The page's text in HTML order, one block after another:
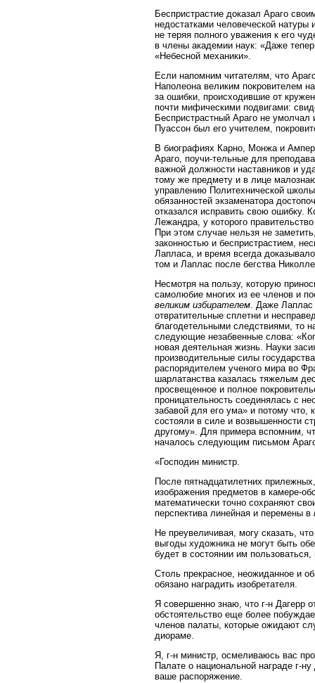
Беспристрастие доказал Араго
недостатками человеческой
не теряя полного уважения к его
в члены академии наук: «Даже
«Небесной механики».
Если напомним читателям, что
Наполеона великим покровителем
за ошибки, происходившие от
почти мифическими подвигами:
Беспристрастный Араго не умолчал
Пуассон был его учителем,
В биографиях Карно, Монжа и
Араго, поучи-тельные для
важной должности наставников и
тому же предмету и в лице
управлению Политехнической школы
обязанностей экзаменатора
отказался исправить свою ошибку.
Лежандра, у которого
При этом случае нельзя не
законностью и беспристрастием,
Лапласа, и время всегда
том и Лаплас после бегства
Несмотря на пользу, которую
самолюбие многих из ее членов и
великим избирателем. Даже Лаплас
отвратительные сплетни и
благодетельными следствиями, то
следующие незабвенные слова:
новая деятельная жизнь. Науки
производительные силы
распорядителем ученого мира во
шарлатанства казалась тяжелым
просвещенное и полное
проницательность соединялась с
забавой для его ума» и потому что,
состояли в силе и возвышенности
другому». Для примера вспомним,
началось следующим письмом
«Господин министр.
После пятнадцатилетних
изображения предметов в камере-
математически точно сохраняют
перспектива линейная и перемены в
Не преувеличивая, могу сказать,
выгоды художника не могут быть
будет в состоянии им
Столь прекрасное, неожиданное и
обязано наградить изобретателя.
Я совершенно знаю, что г-н Дагерр
обстоятельство еще более
членов палаты, которые ожидают
диораме.
Я, г-н министр, осмеливаюсь вас
Палате о национальной награде г-
ваше распоряжение.